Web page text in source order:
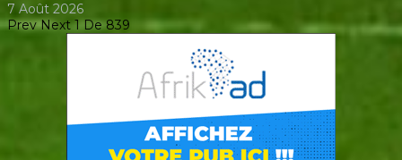
7 Août 2026
PrevNext1 De 839